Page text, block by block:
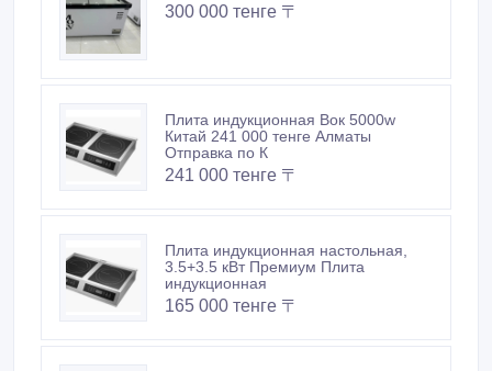
300 000 тенге 〒
Плита индукционная Вок 5000w
Китай 241 000 тенге Алматы
Отправка по К
241 000 тенге 〒
Плита индукционная настольная,
3.5+3.5 кВт Премиум Плита
индукционная
165 000 тенге 〒